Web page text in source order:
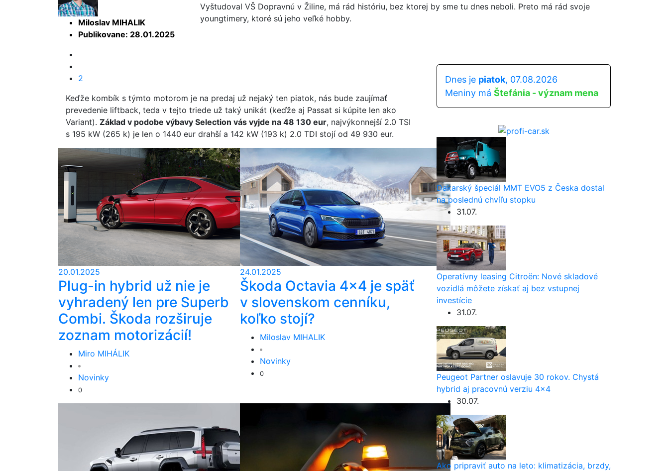
Miloslav MIHALIK
Publikovane: 28.01.2025
Vyštudoval VŠ Dopravnú v Žiline, má rád históriu, bez ktorej by sme tu dnes neboli. Preto má rád svoje
youngtimery, ktoré sú jeho veľké hobby.
2
Keďže kombík s týmto motorom je na predaj už nejaký ten piatok, nás bude zaujímať
prevedenie liftback, teda v tejto triede už taký unikát (keďže aj Passat si kúpite len ako
Variant). Základ v podobe výbavy Selection vás vyjde na 48 130 eur, najvýkonnejší 2.0 TSI
s 195 kW (265 k) je len o 1440 eur drahší a 142 kW (193 k) 2.0 TDI stojí od 49 930 eur.
20.01.2025
Plug-in hybrid už nie je
vyhradený len pre Superb
Combi. Škoda rozširuje
zoznam motorizácií!
Miro MIHÁLIK
Novinky
0
24.01.2025
Škoda Octavia 4x4 je späť
v slovenskom cenníku,
koľko stojí?
Miloslav MIHALIK
Novinky
0
Dnes je piatok, 07.08.2026
Meniny má Štefánia - význam mena
Dakarský špeciál MMT EVO5 z Česka dostal
na poslednú chvíľu stopku
31.07.
Operatívny leasing Citroën: Nové skladové
vozidlá môžete získať aj bez vstupnej
investície
31.07.
Peugeot Partner oslavuje 30 rokov. Chystá
hybrid aj pracovnú verziu 4×4
30.07.
Ako pripraviť auto na leto: klimatizácia, brzdy,